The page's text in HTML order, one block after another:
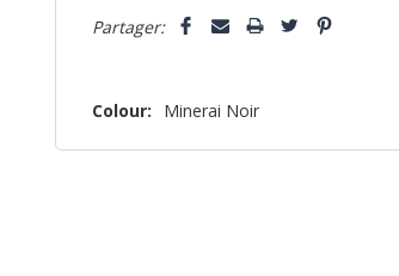
Partager:
Colour: Minerai Noir